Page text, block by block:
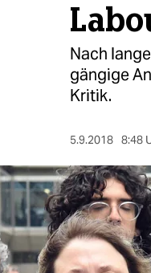
Nach
gängige
Kritik.
5.9.2018 8:48